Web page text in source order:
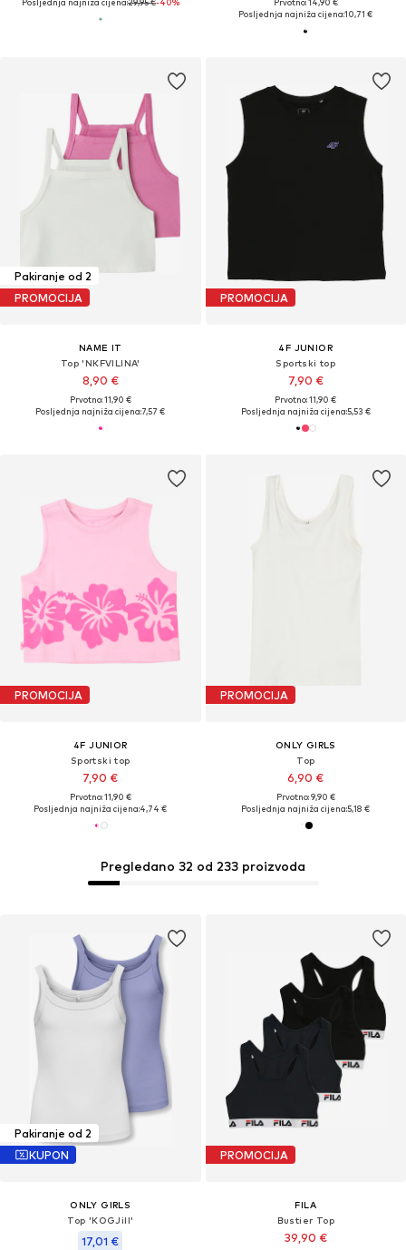
Posljednja najniža cijena:29,95 €-40%
Prvotno: 14,90 €
Posljednja najniža cijena:10,71 €
Pakiranje od 2
PROMOCIJA
NAME IT
Top 'NKFVILINA'
8,90 €
Prvotno: 11,90 €
Posljednja najniža cijena:7,57 €
PROMOCIJA
4F JUNIOR
Sportski top
7,90 €
Prvotno: 11,90 €
Posljednja najniža cijena:5,53 €
PROMOCIJA
4F JUNIOR
Sportski top
7,90 €
Prvotno: 11,90 €
Posljednja najniža cijena:4,74 €
PROMOCIJA
ONLY GIRLS
Top
6,90 €
Prvotno: 9,90 €
Posljednja najniža cijena:5,18 €
Pregledano 32 od 233 proizvoda
Pakiranje od 2
KUPON
ONLY GIRLS
Top 'KOGJill'
17,01 €
PROMOCIJA
FILA
Bustier Top
39,90 €